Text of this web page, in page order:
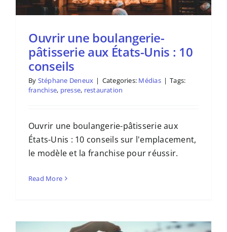
Ouvrir une boulangerie-
pâtisserie aux États-Unis : 10
conseils
By Stéphane Deneux | Categories: Médias | Tags:
franchise, presse, restauration
Ouvrir une boulangerie-pâtisserie aux
États-Unis : 10 conseils sur l'emplacement,
le modèle et la franchise pour réussir.
Read More